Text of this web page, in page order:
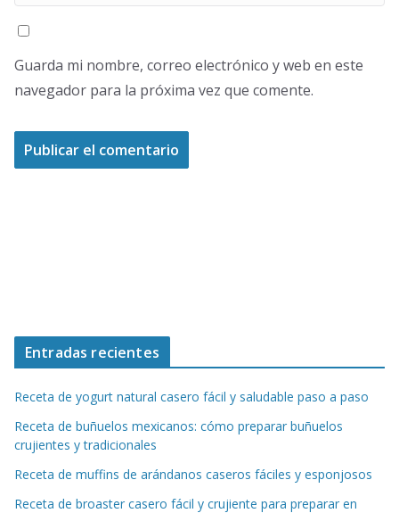
Guarda mi nombre, correo electrónico y web en este
navegador para la próxima vez que comente.
Entradas recientes
Receta de yogurt natural casero fácil y saludable paso a paso
Receta de buñuelos mexicanos: cómo preparar buñuelos
crujientes y tradicionales
Receta de muffins de arándanos caseros fáciles y esponjosos
Receta de broaster casero fácil y crujiente para preparar en